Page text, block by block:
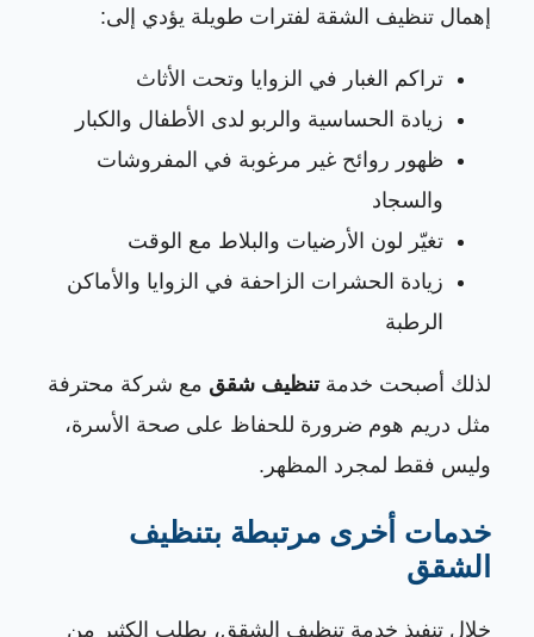
إهمال تنظيف الشقة لفترات طويلة يؤدي إلى:
تراكم الغبار في الزوايا وتحت الأثاث
زيادة الحساسية والربو لدى الأطفال والكبار
ظهور روائح غير مرغوبة في المفروشات
والسجاد
تغيّر لون الأرضيات والبلاط مع الوقت
زيادة الحشرات الزاحفة في الزوايا والأماكن
الرطبة
لذلك أصبحت خدمةتنظيف شقق مع شركة محترفة
مثل دريم هوم ضرورة للحفاظ على صحة الأسرة،
وليس فقط لمجرد المظهر.
خدمات أخرى مرتبطة بتنظيف
الشقق
خلال تنفيذ خدمة تنظيف الشقق، يطلب الكثير من